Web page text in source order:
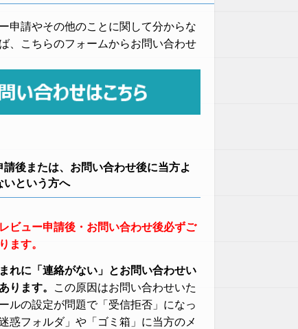
申請やその他のことに関して分からな
、こちらのフォームからお問い合わせ
請後または、お問い合わせ後に当方よ
いという方へ
ビュー申請後・お問い合わせ後必ずご
ます。
れに「連絡がない」とお問い合わせい
ります。
この原因はお問い合わせいた
ルの設定が問題で「受信拒否」になっ
惑フォルダ」や「ゴミ箱」に当方のメ